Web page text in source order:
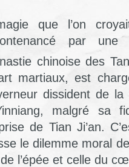
que l’on
par une
chinoise des
martiaux, est
dissident de
malgré sa
de Tian Ji’an.
le dilemme moral
l’épée et celle du